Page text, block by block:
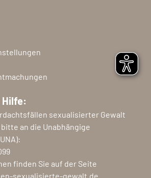
sexualisierter Gewalt
an die Unabhängige
finden Sie auf der Seite
sexualisierte-gewalt.de